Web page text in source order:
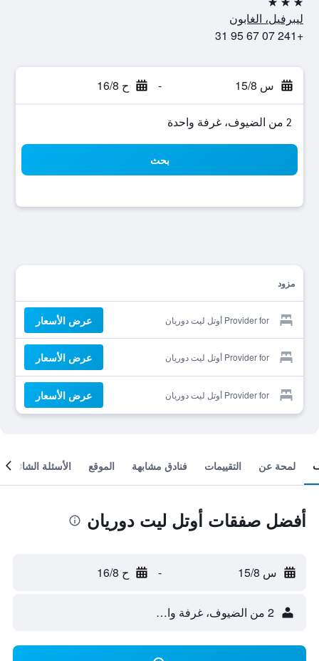
3 نجوم
ليبرفيل، الغابون
+241 07 67 95 31
س 15/8 - ح 16/8
2 من الضيوف، غرفة واحدة
بحث
مزود
Provider for أوتل ليت دوريان عرض الأسعار
Provider for أوتل ليت دوريان عرض الأسعار
Provider for أوتل ليت دوريان عرض الأسعار
لمحة عن التقييمات فنادق مشابهة الموقع الأسئلة الشائعة
أفضل صفقات أوتل ليت دوريان
س 15/8 - ح 16/8
2 من الضيوف، غرفة واحدة